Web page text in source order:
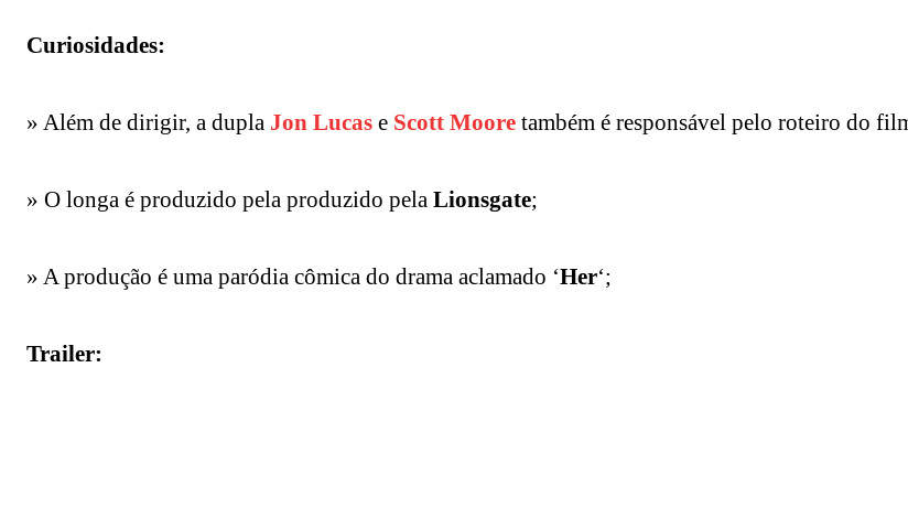
Curiosidades:
» Além de dirigir, a dupla Jon Lucas e Scott Moore também é responsável pelo roteiro do
» O longa é produzido pela produzido pela Lionsgate;
» A produção é uma paródia cômica do drama aclamado ‘Her‘;
Trailer: